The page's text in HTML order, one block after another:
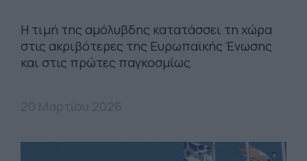
Η τιμή της αμόλυβδης κατατάσσει τη χώρα
στις ακριβότερες της Ευρωπαϊκής Ένωσης
και στις πρώτες παγκοσμίως